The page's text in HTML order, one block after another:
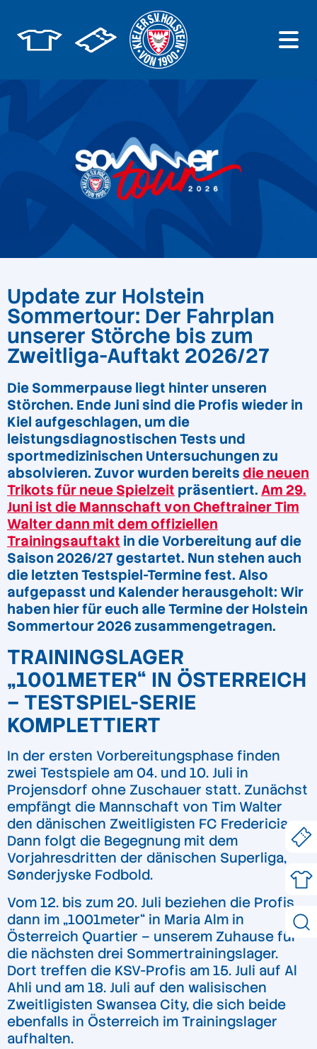
Update zur Holstein
Sommertour: Der Fahrplan
unserer Störche bis zum
Zweitliga-Auftakt 2026/27
Die Sommerpause liegt hinter unseren
Störchen. Ende Juni sind die Profis wieder in
Kiel aufgeschlagen, um die
leistungsdiagnostischen Tests und
sportmedizinischen Untersuchungen zu
absolvieren. Zuvor wurden bereits die neuen
Trikots für neue Spielzeit präsentiert. Am 29.
Juni ist die Mannschaft von Cheftrainer Tim
Walter dann mit dem offiziellen
Trainingsauftakt in die Vorbereitung auf die
Saison 2026/27 gestartet. Nun stehen auch
die letzten Testspiel-Termine fest. Also
aufgepasst und Kalender herausgeholt: Wir
haben hier für euch alle Termine der Holstein
Sommertour 2026 zusammengetragen.
TRAININGSLAGER
„1001METER“ IN ÖSTERREICH
– TESTSPIEL-SERIE
KOMPLETTIERT
In der ersten Vorbereitungsphase finden
zwei Testspiele am 04. und 10. Juli in
Projensdorf ohne Zuschauer statt. Zunächst
empfängt die Mannschaft von Tim Walter
den dänischen Zweitligisten FC Fredericia.
Dann folgt die Begegnung mit dem
Vorjahresdritten der dänischen Superliga,
Sønderjyske Fodbold.
Vom 12. bis zum 20. Juli beziehen die Profis
dann im „1001meter“ in Maria Alm in
Österreich Quartier – unserem Zuhause für
die nächsten drei Sommertrainingslager.
Dort treffen die KSV-Profis am 15. Juli auf Al
Ahli und am 18. Juli auf den walisischen
Zweitligisten Swansea City, die sich beide
ebenfalls in Österreich im Trainingslager
aufhalten.